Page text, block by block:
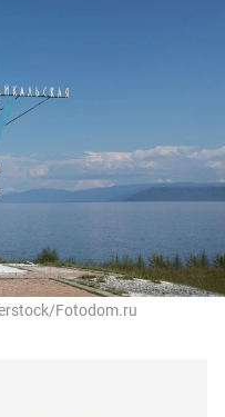
Fotodom.ru